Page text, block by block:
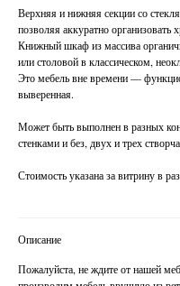
Верхняя и нижняя секции со
позволяя аккуратно
Книжный шкаф из массива
или столовой в классическом,
Это мебель вне времени —
выверенная.
Может быть выполнен в разных
стенками и без, двух и трех
Стоимость указана за витрину в
Описание
Пожалуйста, не ждите от нашей